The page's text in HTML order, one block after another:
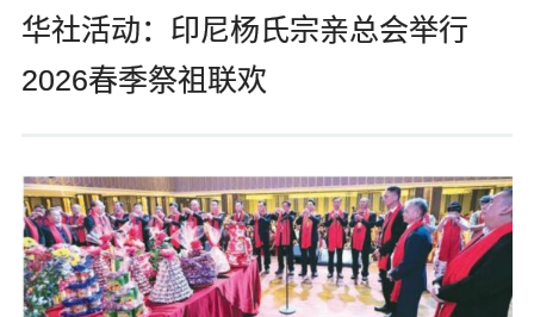
华社活动：印尼杨氏宗亲总会举行
2026春季祭祖联欢